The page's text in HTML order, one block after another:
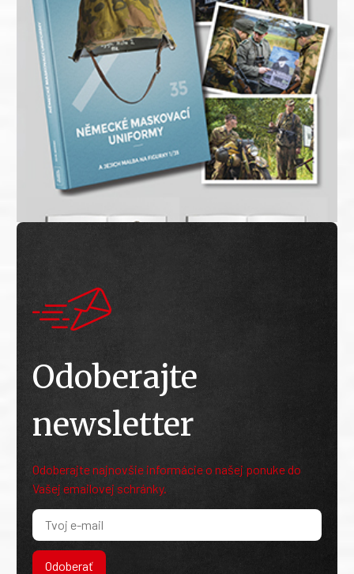
Odoberajte
newsletter
Odoberajte najnovšie informácie o našej ponuke do
Vašej emailovej schránky.
Odoberať